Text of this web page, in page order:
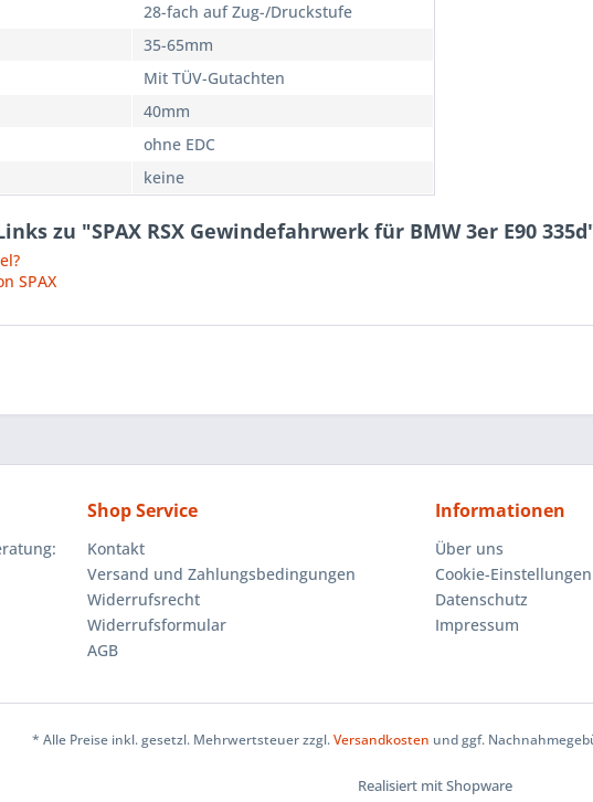
28-fach auf Zug-/Druckstufe
35-65mm
Mit TÜV-Gutachten
40mm
ohne EDC
keine
zu "SPAX RSX Gewindefahrwerk für BMW 3er E90
SPAX
Shop Service
Kontakt
Versand und Zahlungsbedingungen
Widerrufsrecht
Widerrufsformular
AGB
Informationen
Über uns
Cookie-Einstellungen
Datenschutz
Impressum
* Alle Preise inkl. gesetzl. Mehrwertsteuer zzgl.Versandkosten und ggf.
Realisiert mit Shopware